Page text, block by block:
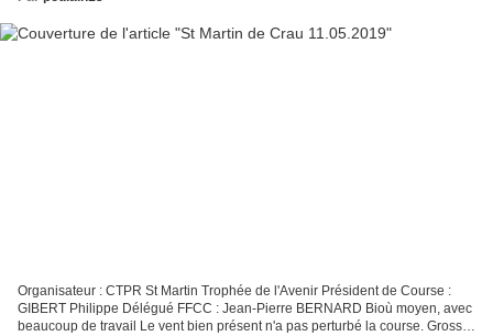
Organisateur : CTPR St Martin Trophée de l'Avenir Président de Course :
GIBERT Philippe Délégué FFCC : Jean-Pierre BERNARD Bioù moyen, avec
beaucoup de travail Le vent bien présent n'a pas perturbé la course. Grosse